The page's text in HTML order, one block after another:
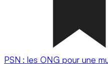
PSN : les ONG pour une